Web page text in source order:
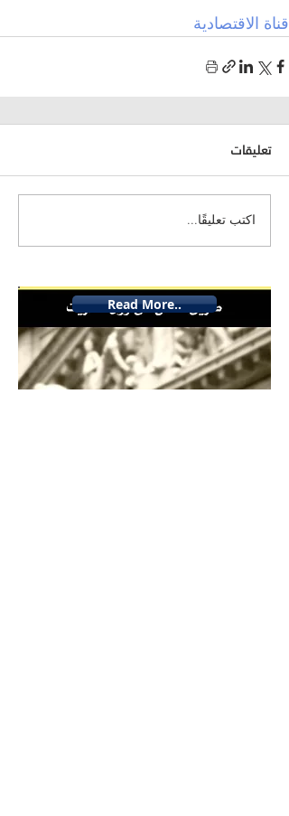
قناة الاقتصادية
تعليقات
اكتب تعليقًا...
Read More..